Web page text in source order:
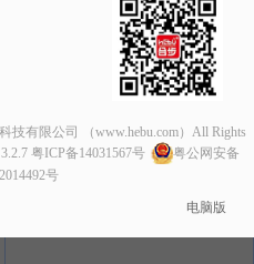
技有限公司 （www.hebu.com）All Rights
粤ICP备14031567号
粤公网安备
号
电脑版